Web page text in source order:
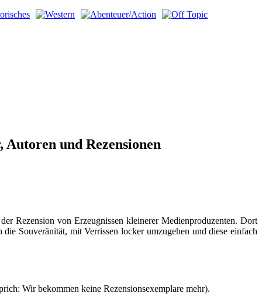
und Rezensionen
Rezension von Erzeugnissen kleinerer Medienproduzenten. Dort
Souveränität, mit Verrissen locker umzugehen und diese einfach
Wir bekommen keine Rezensionsexemplare mehr).